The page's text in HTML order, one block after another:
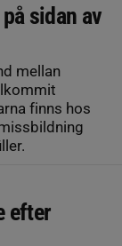
sidan av
mellan
finns hos
efter